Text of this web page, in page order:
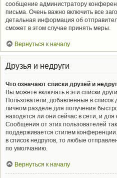
сообщение администратору
письма. Очень важно включить все
детальная информация об
сможет в этом случае принять меры.
Вернуться к началу
Друзья и недруги
Что означают списки друзей и
Вы можете включать в эти списки
Пользователи, добавленные в список
личном разделе для получения
находятся ли они сейчас в сети, и
Сообщения от этих пользователей
поддерживается стилем
в список недругов, то любые
по умолчанию.
Вернуться к началу